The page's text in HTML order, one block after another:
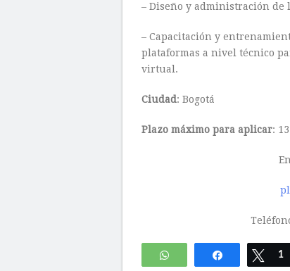
– Diseño y administración de
– Capacitación y
plataformas a nivel técnico
virtual.
Ciudad: Bogotá
Plazo máximo para aplicar:
WhatsApp Compartir 1